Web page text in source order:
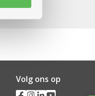
Volg ons op